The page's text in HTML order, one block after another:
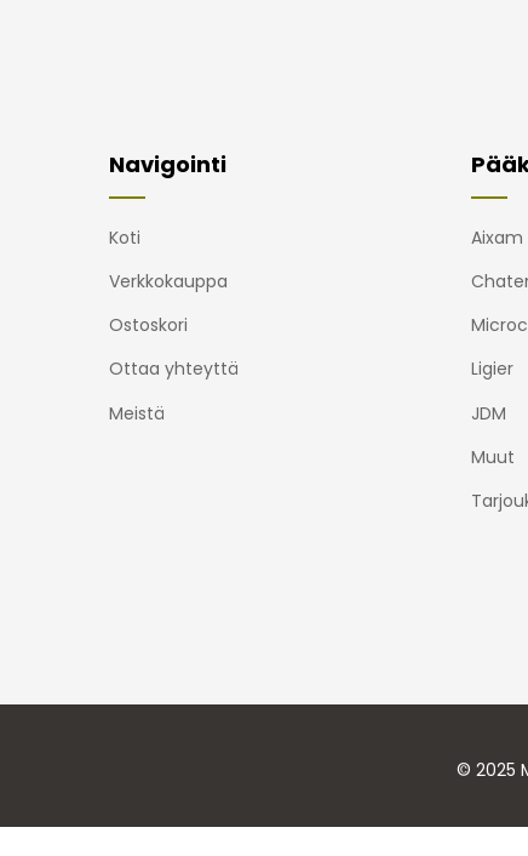
Navigointi
Koti
Verkkokauppa
Ostoskori
Ottaa yhteyttä
Meistä
Aixam
Ligier
JDM
Muut
© 2025